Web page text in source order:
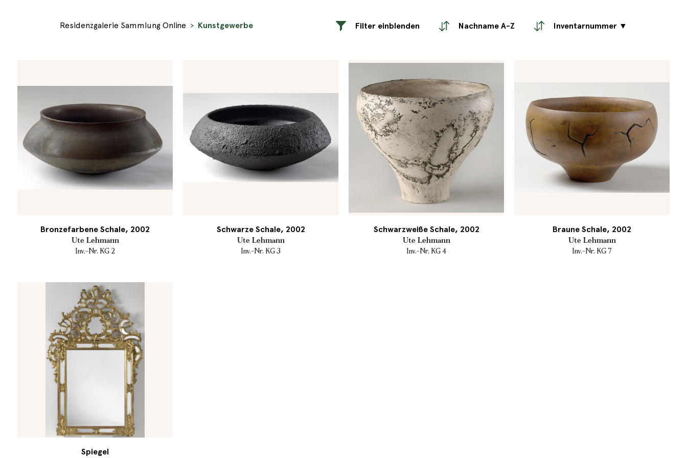
Residenzgalerie Sammlung Online Kunstgewerbe Filter einblenden Nachname A-Z Inventarnummer ▼
Bronzefarbene Schale, 2002
Ute Lehmann
Inv.-Nr. KG 2
Schwarze Schale, 2002
Ute Lehmann
Inv.-Nr. KG 3
Schwarzweiße Schale, 2002
Ute Lehmann
Inv.-Nr. KG 4
Braune Schale, 2002
Ute Lehmann
Inv.-Nr. KG 7
Spiegel